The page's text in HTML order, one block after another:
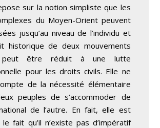
sur la notion simpliste que les
du Moyen-Orient peuvent
jusqu’au niveau de l’individu et
historique de deux mouvements
peut être réduit à une lutte
pour les droits civils. Elle ne
de la nécessité élémentaire
peuples de s’accommoder de
de l’autre. En fait, elle est
fait qu’il n’existe pas d’impératif